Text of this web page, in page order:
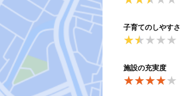
子育てのしやすさ
★★★★★
★★★★★
施設の充実度
★★★★★
★★★★★